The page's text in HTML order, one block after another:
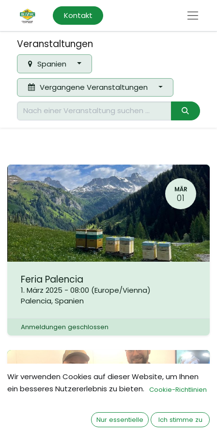
Kontakt
Veranstaltungen
Spanien
Vergangene Veranstaltungen
MÄR
01
Feria Palencia
1. März 2025 - 08:00 (Europe/Vienna)
Palencia,Spanien
Anmeldungen geschlossen
FEB
14
Wir verwenden Cookies auf dieser Website, um Ihnen
ein besseres Nutzererlebnis zu bieten. Cookie-Richtlinien
Nur essentielle Ich stimme zu